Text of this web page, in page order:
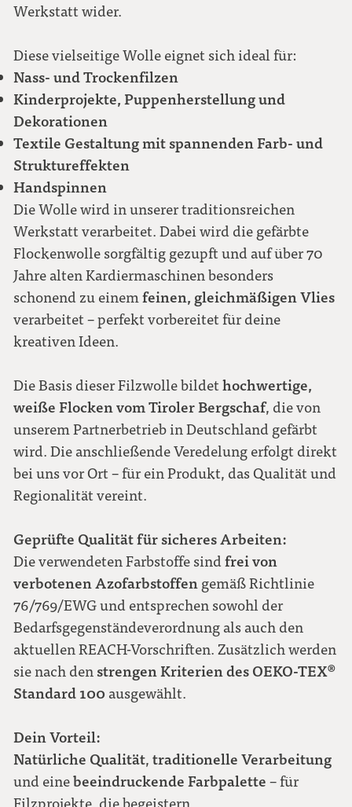
Werkstatt wider.
Diese vielseitige Wolle eignet sich ideal für:
Nass- und Trockenfilzen
Kinderprojekte, Puppenherstellung und
Dekorationen
Textile Gestaltung mit spannenden Farb- und
Struktureffekten
Handspinnen
Die Wolle wird in unserer traditionsreichen
Werkstatt verarbeitet. Dabei wird die gefärbte
Flockenwolle sorgfältig gezupft und auf über 70
Jahre alten Kardiermaschinen besonders
schonend zu einemfeinen, gleichmäßigen Vlies
verarbeitet – perfekt vorbereitet für deine
kreativen Ideen.
Die Basis dieser Filzwolle bildethochwertige,
weiße Flocken vom Tiroler Bergschaf, die von
unserem Partnerbetrieb in Deutschland gefärbt
wird. Die anschließende Veredelung erfolgt direkt
bei uns vor Ort – für ein Produkt, das Qualität und
Regionalität vereint.
Geprüfte Qualität für sicheres Arbeiten:
Die verwendeten Farbstoffe sindfrei von
verbotenen Azofarbstoffen gemäß Richtlinie
76/769/EWG und entsprechen sowohl der
Bedarfsgegenständeverordnung als auch den
aktuellen REACH-Vorschriften. Zusätzlich werden
sie nach denstrengen Kriterien des OEKO-TEX®
Standard 100 ausgewählt.
Dein Vorteil:
Natürliche Qualität,traditionelle Verarbeitung
und einebeeindruckende Farbpalette – für
Filzprojekte, die begeistern.